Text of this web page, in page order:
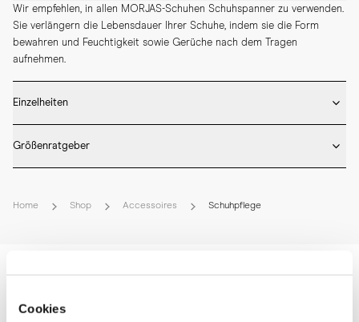
Cookies
Wir empfehlen, in allen MORJAS-Schuhen Schuhspanner zu verwenden.
Sie verlängern die Lebensdauer Ihrer Schuhe, indem sie die Form
bewahren und Feuchtigkeit sowie Gerüche nach dem Tragen
aufnehmen.
Einzelheiten
* Passgenau für Standardgrößen
* Entspricht der üblichen Größe
Größenratgeber
Leitfaden zur Schuhgröße
Home Shop Accessoires Schuhpflege